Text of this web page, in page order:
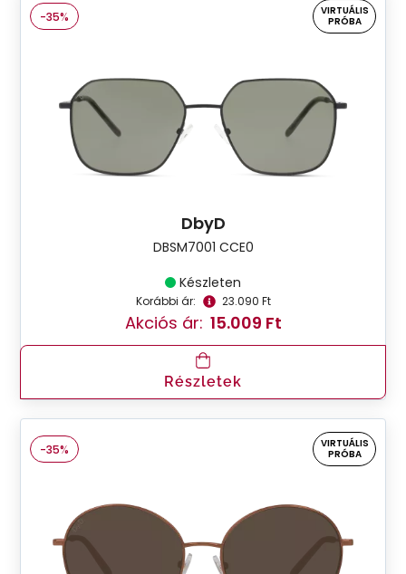
-35%
VIRTUÁLIS
PRÓBA
DbyD
DBSM7001 CCE0
Készleten
Korábbi ár: 23.090 Ft
Akciós ár: 15.009 Ft
Részletek
-35%
VIRTUÁLIS
PRÓBA